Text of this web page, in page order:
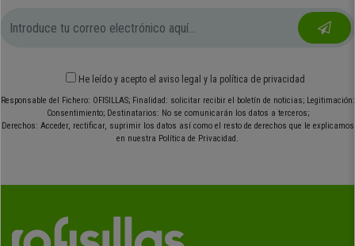
He leído y acepto el aviso legal y la política de privacidad
Responsable del Fichero: OFISILLAS; Finalidad: solicitar recibir el boletín de noticias; Legitimación:
Consentimiento; Destinatarios: No se comunicarán los datos a terceros;
Derechos: Acceder, rectificar, suprimir los datos así como el resto de derechos que le explicamos
en nuestra Política de Privacidad.